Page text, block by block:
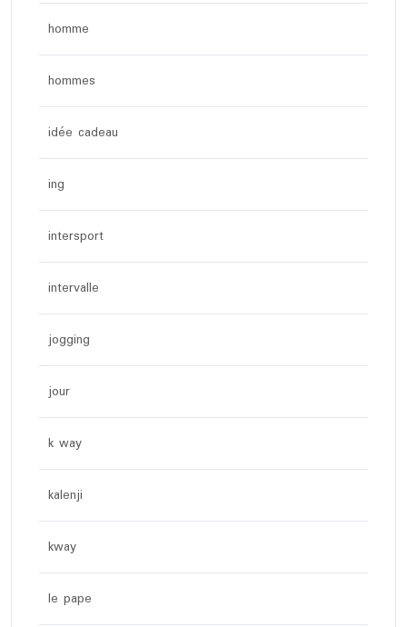
homme
hommes
idée cadeau
ing
intersport
intervalle
jogging
jour
k way
kalenji
kway
le pape